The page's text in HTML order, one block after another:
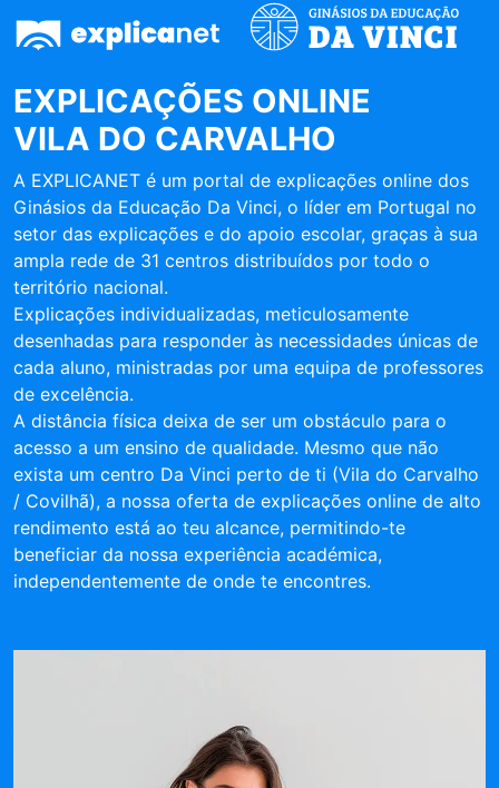
EXPLICAÇÕES ONLINE
VILA DO CARVALHO
A EXPLICANET é um portal de explicações online dos
Ginásios da Educação Da Vinci, o líder em Portugal no
setor das explicações e do apoio escolar, graças à sua
ampla rede de 31 centros distribuídos por todo o
território nacional.
Explicações individualizadas, meticulosamente
desenhadas para responder às necessidades únicas de
cada aluno, ministradas por uma equipa de professores
de excelência.
A distância física deixa de ser um obstáculo para o
acesso a um ensino de qualidade. Mesmo que não
exista um centro Da Vinci perto de ti (Vila do Carvalho
/ Covilhã), a nossa oferta de explicações online de alto
rendimento está ao teu alcance, permitindo-te
beneficiar da nossa experiência académica,
independentemente de onde te encontres.